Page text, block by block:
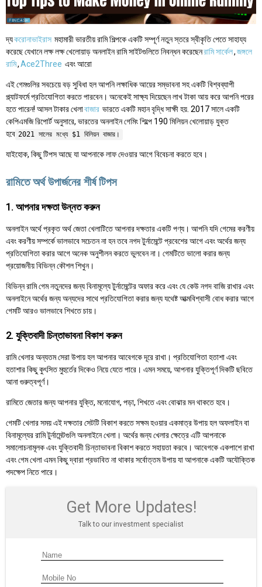
দ্যকরোনাভাইরাস মহামারী ভারতীয় রামি শিল্পকে একটি সম্পূর্ণ নতুন স্তরে স্বীকৃতি পেতে সাহায্য
করেছে যেখানে লক্ষ লক্ষ খেলোয়াড় অনলাইন রামি সাইটগুলিতে নিবন্ধন করেছেনরামি সার্কেল,জঙ্গলে
রামি,Ace2Three এবং আরো
এই গেমগুলির সবচেয়ে বড় সুবিধা হল আপনি লক্ষাধিক আয়ের সম্ভাবনা সহ একটি বিশ্বব্যাপী
প্ল্যাটফর্মে প্রতিযোগিতা করতে পারবেন। অনেকেই সাক্ষ্য দিয়েছেন লাখ টাকা আয় করে আপনি পরের
হতে পারেন! আসল টাকার খেলাবাজার ভারতে একটি মহান বৃদ্ধি সাক্ষী হয়. 2017 সালে একটি
কেপিএমজি রিপোর্ট অনুসারে, ভারতের অনলাইন গেমিং শিল্পে 190 মিলিয়ন খেলোয়াড় যুক্ত
হবে 2021 সালের মধ্যে $1 বিলিয়ন বাজার।
যাইহোক, কিছু টিপস আছে যা আপনাকে লাফ দেওয়ার আগে বিবেচনা করতে হবে।
রামিতে অর্থ উপার্জনের শীর্ষ টিপস
1. আপনার দক্ষতা উন্নত করুন
অনলাইন অর্থে প্রকৃত অর্থ জেতা খেলাটিতে আপনার দক্ষতার একটি পণ্য। আপনি যদি গেমের করণীয়
এবং করণীয় সম্পর্কে ভালভাবে সচেতন না হন তবে নগদ টুর্নামেন্টে প্রবেশের আগে এবং অর্থের জন্য
প্রতিযোগিতা করার আগে অনেক অনুশীলন করতে ভুলবেন না। গেমটিতে ভালো করার জন্য
প্রয়োজনীয় বিভিন্ন কৌশল শিখুন।
বিভিন্ন রামি গেম নতুনদের জন্য বিনামূল্যে টুর্নামেন্টের অফার করে এবং যে কেউ নগদ বাজি রাখার এবং
অনলাইনে অর্থের জন্য অন্যদের সাথে প্রতিযোগিতা করার জন্য যথেষ্ট আত্মবিশ্বাসী বোধ করার আগে
গেমটি আরও ভালভাবে শিখতে চায়।
2. যুক্তিবাদী চিন্তাভাবনা বিকাশ করুন
রামি খেলার অন্যতম সেরা উপায় হল আপনার আবেগকে দূরে রাখা। প্রতিযোগিতা হতাশা এবং
হতাশার কিছু কুৎসিত মুহুর্তের দিকেও নিয়ে যেতে পারে। এমন সময়ে, আপনার যুক্তিপূর্ণ দিকটি ছবিতে
আনা গুরুত্বপূর্ণ।
রামিতে জেতার জন্য আপনার যুক্তি, মনোযোগ, পড়া, শিখতে এবং বোঝার মন থাকতে হবে।
গেমটি খেলার সময় এই দক্ষতার সেটটি বিকাশ করতে সক্ষম হওয়ার একমাত্র উপায় হল অফলাইন বা
বিনামূল্যের রামি টুর্নামেন্টগুলি অনলাইনে খেলা। অর্থের জন্য খেলার ক্ষেত্রে এটি আপনাকে
সমালোচনামূলক এবং যুক্তিবাদী চিন্তাভাবনা বিকাশ করতে সহায়তা করবে। আবেগকে একপাশে রাখা
এবং গেম খেলা এমন কিছু দ্বারা প্রভাবিত না থাকার সর্বোত্তম উপায় যা আপনাকে একটি অযৌক্তিক
পদক্ষেপ নিতে পারে।
Get More Updates!
Talk to our investment specialist